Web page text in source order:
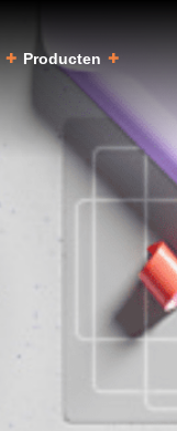
Producten